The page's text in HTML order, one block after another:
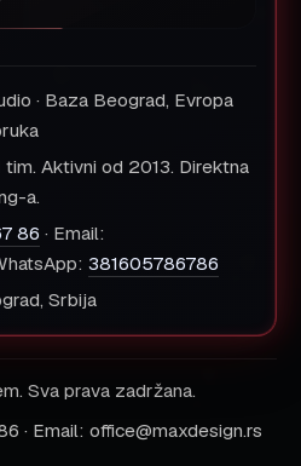
· Baza Beograd, Evropa
Aktivni od 2013. Direktna
a.
86 · Email:
381605786786
Srbija
Sva prava zadržana.
· Email: office@maxdesign.rs